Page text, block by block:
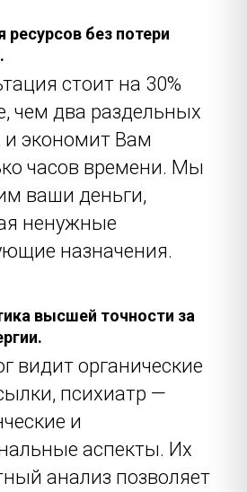
ресурсов без потери
стоит на 30%
чем два раздельных
и экономит Вам
часов времени. Мы
ваши деньги,
ненужные
назначения.
высшей точности за
видит органические
психиатр —
и
аспекты. Их
анализ позволяет